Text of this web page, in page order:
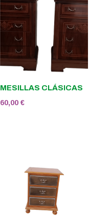
MESILLAS CLÁSICAS
60,00€